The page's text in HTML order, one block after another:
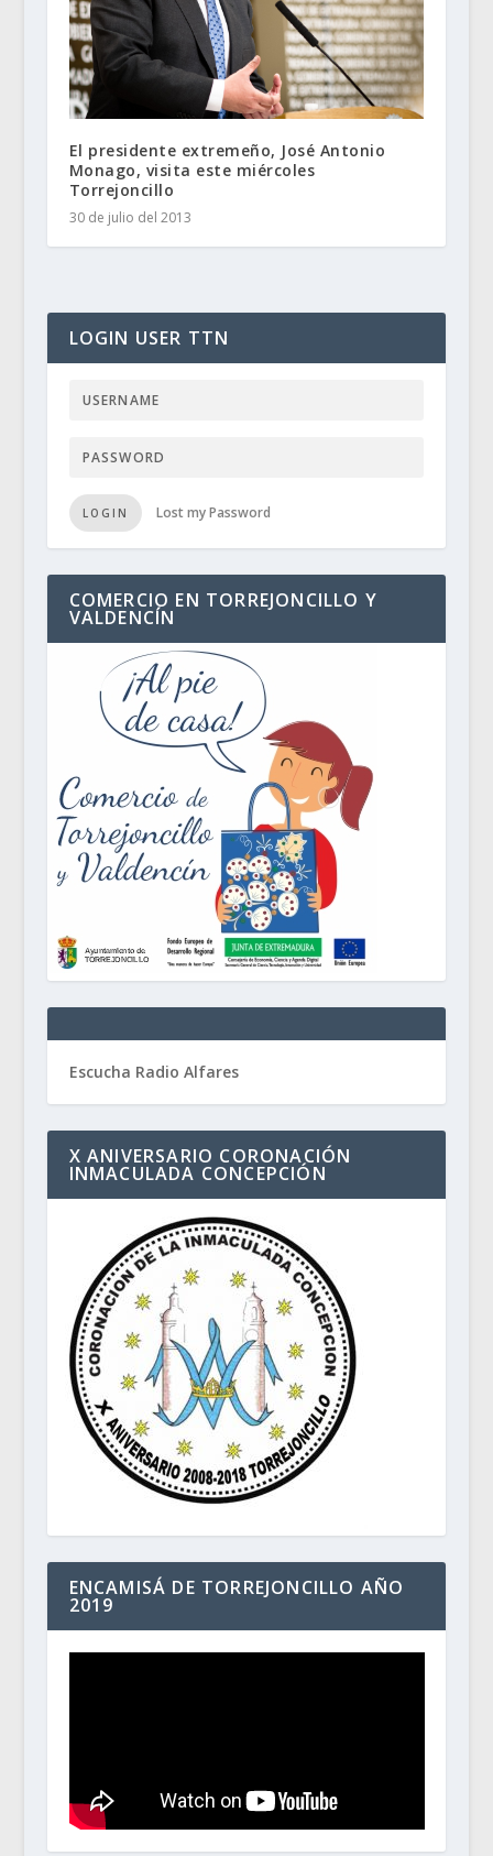
El presidente extremeño, José Antonio
Monago, visita este miércoles
Torrejoncillo
30 de julio del 2013
LOGIN USER TTN
LOGIN Lost my Password
COMERCIO EN TORREJONCILLO Y
VALDENCÍN
Escucha Radio Alfares
X ANIVERSARIO CORONACIÓN
INMACULADA CONCEPCIÓN
ENCAMISÁ DE TORREJONCILLO AÑO
2019